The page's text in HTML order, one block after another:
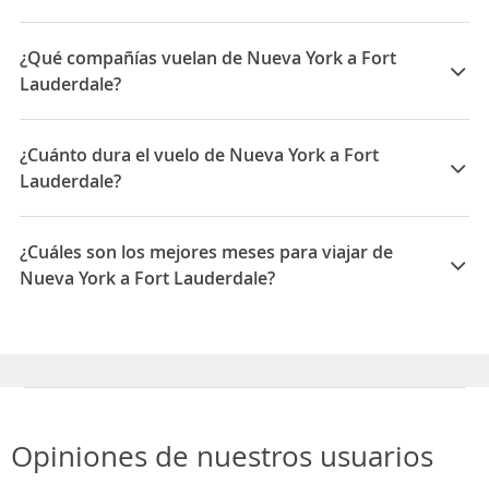
Las mejores compañías para viajar entre Nueva York y
Fort Lauderdale son: Jetblue, Spirit, Delta, United
Airlines
¿Qué compañías vuelan de Nueva York a Fort
Lauderdale?
Las compañías que vuelan de Nueva York a Fort
Lauderdale son: Delta, Spirit, Jetblue, United Airlines,
American Airlines
¿Cuánto dura el vuelo de Nueva York a Fort
Lauderdale?
La duración media para viajar entre Nueva York y Fort
Lauderdale es 03:03
¿Cuáles son los mejores meses para viajar de
Nueva York a Fort Lauderdale?
Opiniones de nuestros usuarios